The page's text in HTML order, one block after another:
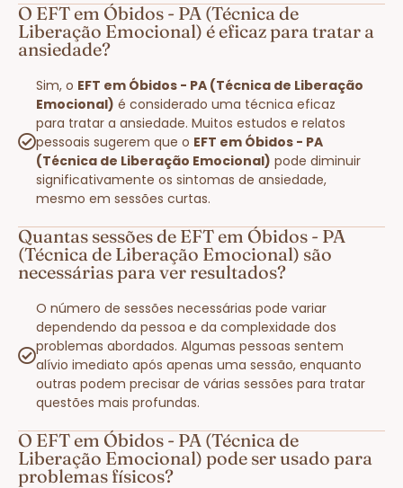
O EFT em Óbidos - PA (Técnica de
Liberação Emocional) é eficaz para tratar a
ansiedade?
Sim, o EFT em Óbidos - PA (Técnica de Liberação
Emocional) é considerado uma técnica eficaz
para tratar a ansiedade. Muitos estudos e relatos
pessoais sugerem que o EFT em Óbidos - PA
(Técnica de Liberação Emocional) pode diminuir
significativamente os sintomas de ansiedade,
mesmo em sessões curtas.
Quantas sessões de EFT em Óbidos - PA
(Técnica de Liberação Emocional) são
necessárias para ver resultados?
O número de sessões necessárias pode variar
dependendo da pessoa e da complexidade dos
problemas abordados. Algumas pessoas sentem
alívio imediato após apenas uma sessão, enquanto
outras podem precisar de várias sessões para tratar
questões mais profundas.
O EFT em Óbidos - PA (Técnica de
Liberação Emocional) pode ser usado para
problemas físicos?